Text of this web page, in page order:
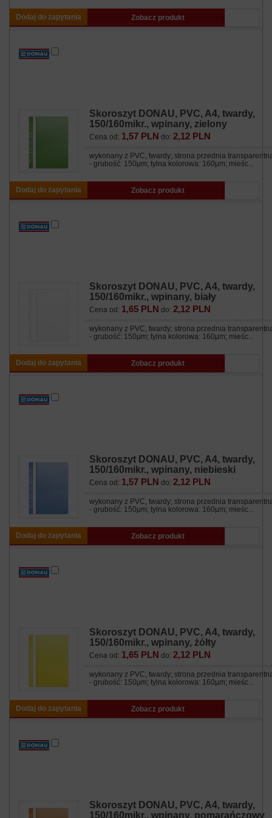
Dodaj do zapytania Zobacz produkt
Skoroszyt DONAU, PVC, A4, twardy,
150/160mikr., wpinany, zielony
Cena od: 1,57 PLN do: 2,12 PLN
wykonany z PVC, twardy; strona przednia
- grubość: 150μm; tylna kolorowa: 160μm; mieśc...
Dodaj do zapytania Zobacz produkt
Skoroszyt DONAU, PVC, A4, twardy,
150/160mikr., wpinany, biały
Cena od: 1,65 PLN do: 2,12 PLN
wykonany z PVC, twardy; strona przednia
- grubość: 150μm; tylna kolorowa: 160μm; mieśc...
Dodaj do zapytania Zobacz produkt
Skoroszyt DONAU, PVC, A4, twardy,
150/160mikr., wpinany, niebieski
Cena od: 1,57 PLN do: 2,12 PLN
wykonany z PVC, twardy; strona przednia
- grubość: 150μm; tylna kolorowa: 160μm; mieśc...
Dodaj do zapytania Zobacz produkt
Skoroszyt DONAU, PVC, A4, twardy,
150/160mikr., wpinany, żółty
Cena od: 1,65 PLN do: 2,12 PLN
wykonany z PVC, twardy; strona przednia
- grubość: 150μm; tylna kolorowa: 160μm; mieśc...
Dodaj do zapytania Zobacz produkt
Skoroszyt DONAU, PVC, A4, twardy,
150/160mikr., wpinany, pomarańczowy